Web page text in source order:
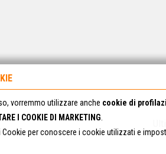
vorremmo utilizzare anche cookie di
I COOKIE DI MARKETING
per conoscere i cookie utilizzati e